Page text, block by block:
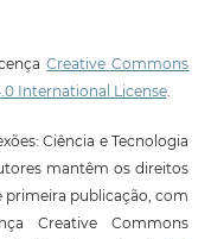
Creative Commons
International License.
Ciência e Tecnologia
mantêm os direitos
primeira publicação, com
Creative Commons